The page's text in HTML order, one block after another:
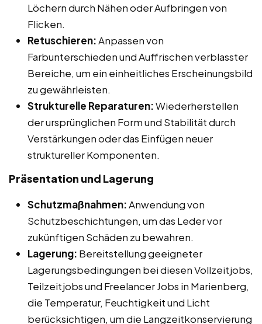
Löchern durch Nähen oder Aufbringen von
Flicken.
Retuschieren:Anpassen von
Farbunterschieden und Auffrischen verblasster
Bereiche, um ein einheitliches Erscheinungsbild
zu gewährleisten.
Strukturelle Reparaturen:Wiederherstellen
der ursprünglichen Form und Stabilität durch
Verstärkungen oder das Einfügen neuer
struktureller Komponenten.
Präsentation und Lagerung
Schutzmaßnahmen:Anwendung von
Schutzbeschichtungen, um das Leder vor
zukünftigen Schäden zu bewahren.
Lagerung: Bereitstellung geeigneter
Lagerungsbedingungen bei diesen Vollzeitjobs,
Teilzeitjobs und Freelancer Jobs in Marienberg,
die Temperatur, Feuchtigkeit und Licht
berücksichtigen, um die Langzeitkonservierung